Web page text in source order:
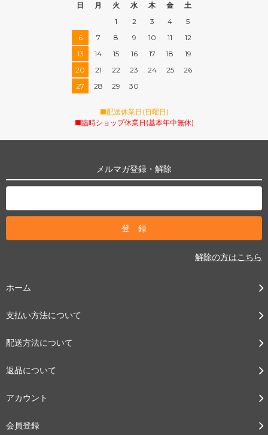
日
月 火 水 木 金
土
1
2 3 4
5
6
7 8 9 10 11
12
13
14 15 16 17 18
19
20
21 22 23 24 25
26
27
28 29 30
■配送休業日(日曜日)
■臨時ショップ休業日(基本年中無休)
メルマガ登録・解除
解除の方はこちら
ホーム
支払い方法について
配送方法について
返品について
アカウント
会員登録